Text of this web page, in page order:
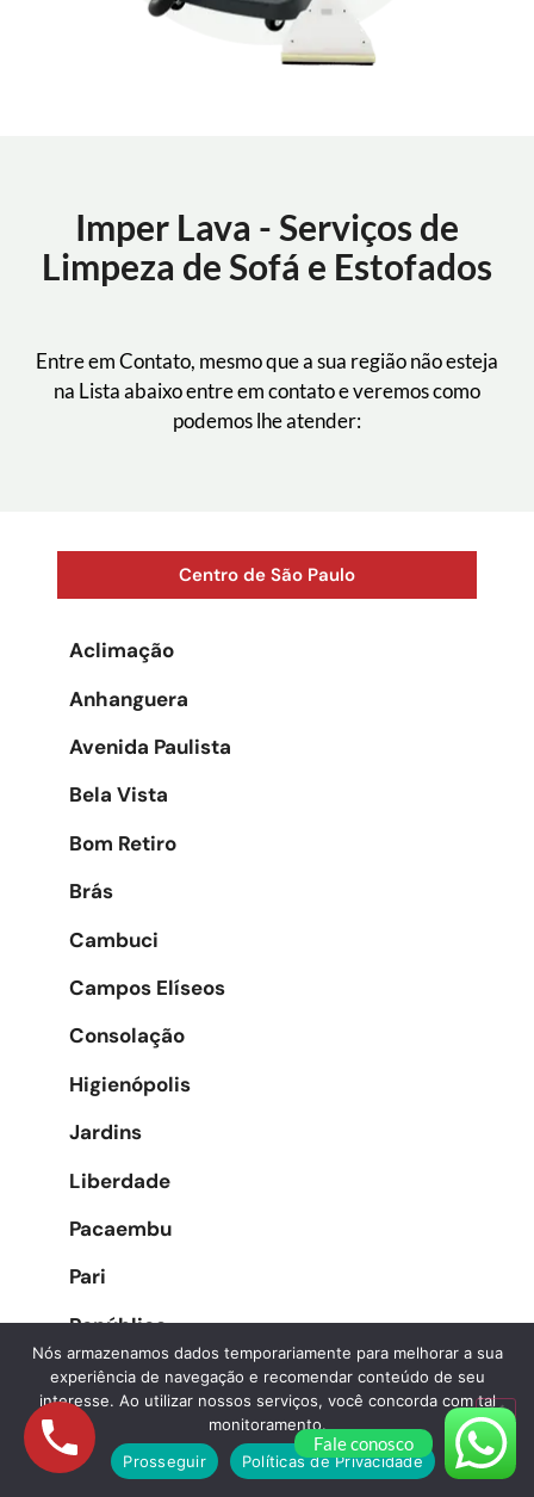
Imper Lava - Serviços de
Limpeza de Sofá e Estofados
Entre em Contato, mesmo que a sua região não esteja
na Lista abaixo entre em contato e veremos como
podemos lhe atender:
Centro de São Paulo
Aclimação
Anhanguera
Avenida Paulista
Bela Vista
Bom Retiro
Brás
Cambuci
Campos Elíseos
Consolação
Higienópolis
Jardins
Liberdade
Pacaembu
Pari
República
Santa Cecília
Santa Efigênia
Sé
Fale conosco
Nós armazenamos dados temporariamente para melhorar a sua
experiência de navegação e recomendar conteúdo de seu
interesse. Ao utilizar nossos serviços, você concorda com tal
monitoramento.
Prosseguir
Políticas de Privacidade